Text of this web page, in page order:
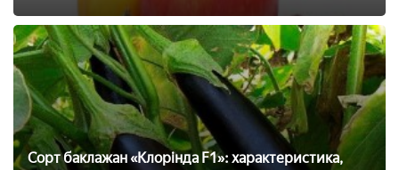
Сорт баклажан «Клорінда F1»: характеристика,